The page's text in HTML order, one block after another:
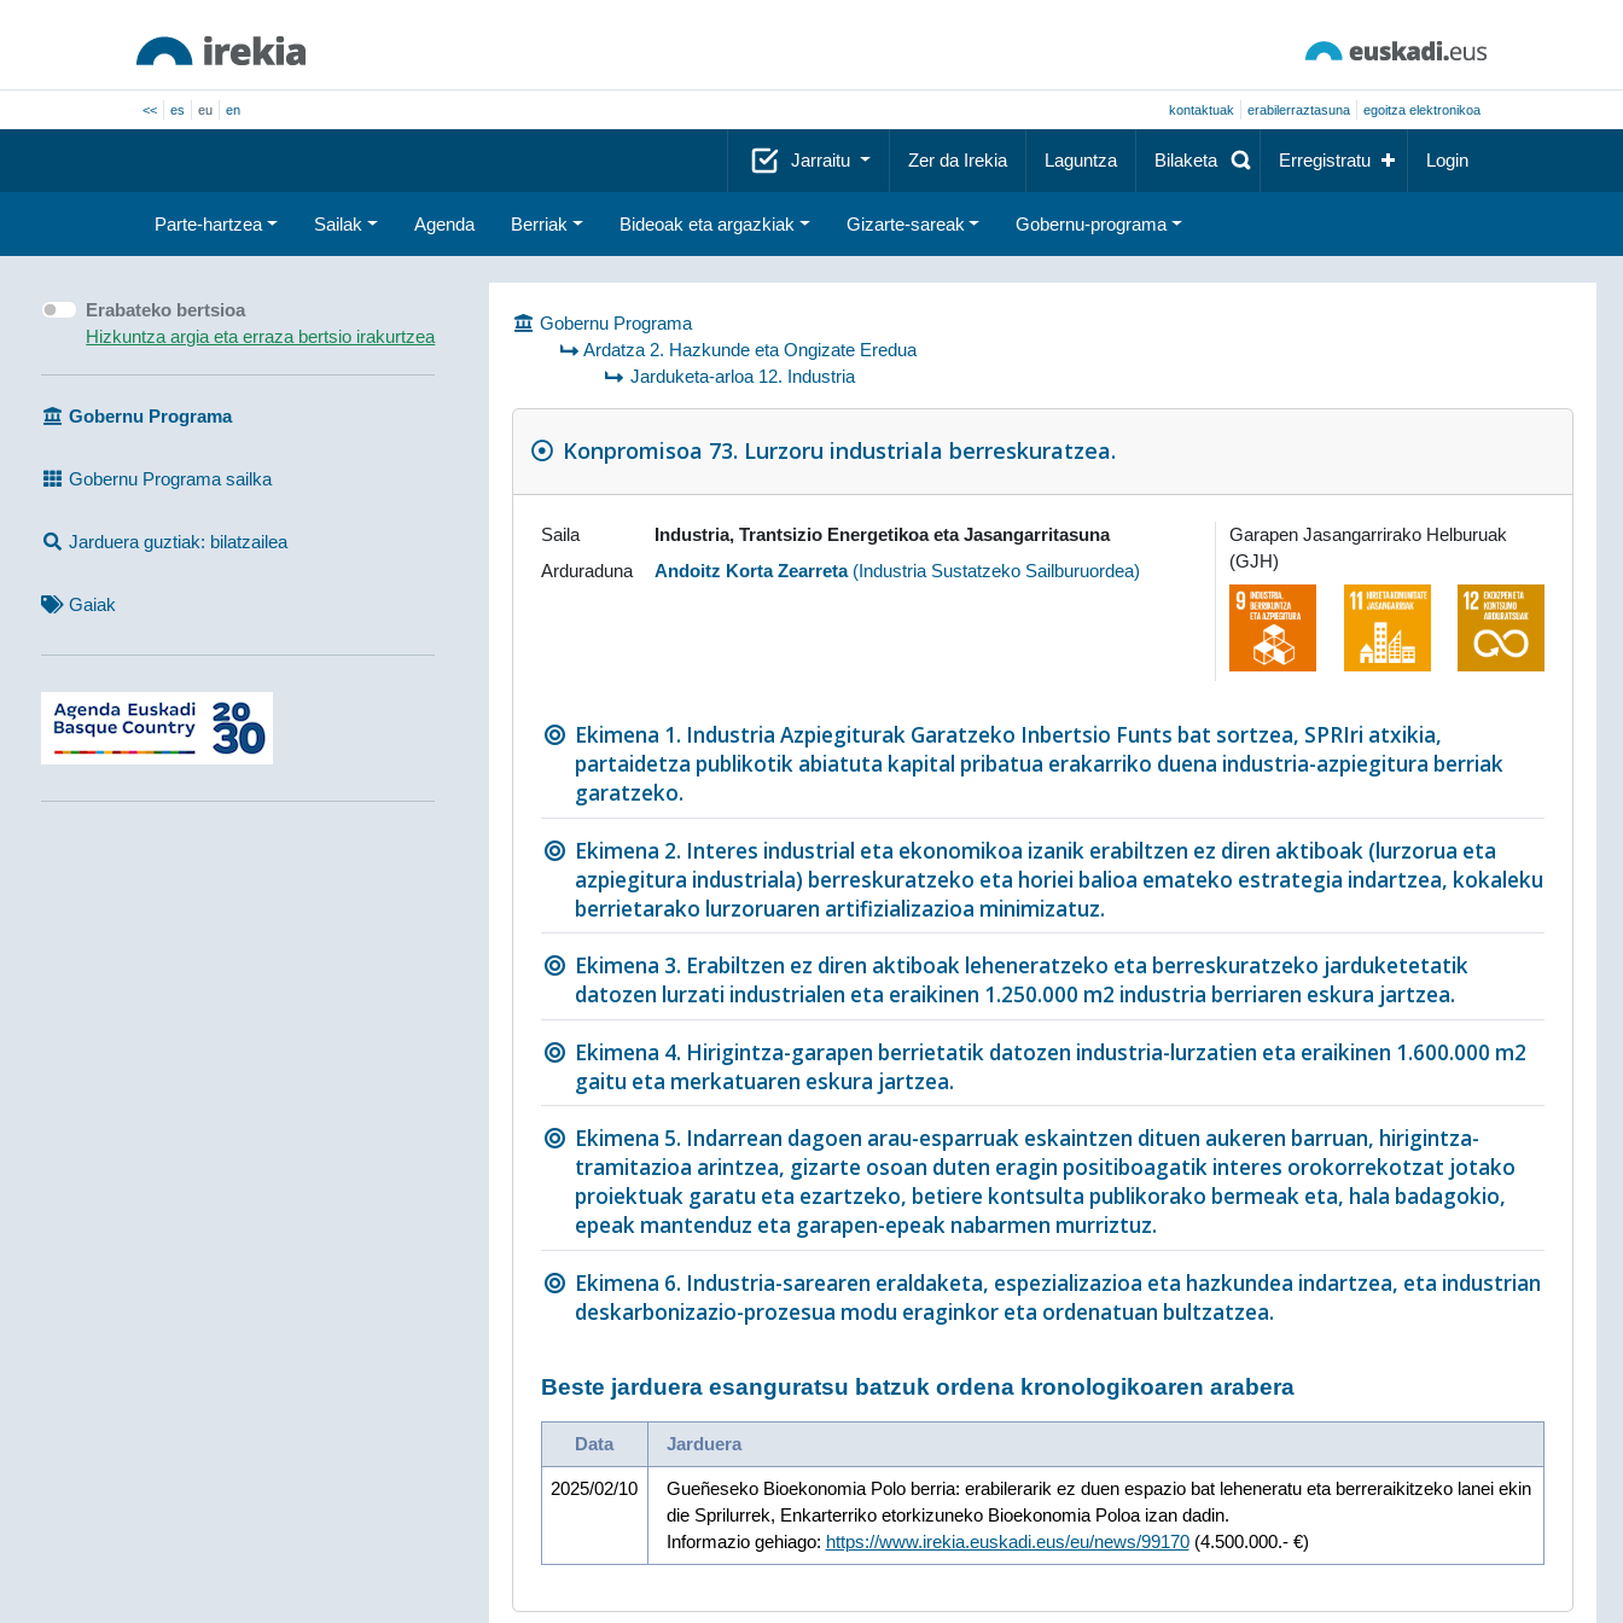
<< es eu en kontaktuak erabilerraztasuna egoitza elektronikoa
Jarraitu Zer da Irekia Laguntza Bilaketa Erregistratu Login
Parte-hartzea Sailak Agenda Berriak Bideoak eta argazkiak Gizarte-sareak Gobernu-programa
Erabateko bertsioa
Hizkuntza argia eta erraza bertsio irakurtzea
Gobernu Programa
Gobernu Programa sailka
Jarduera guztiak: bilatzailea
Gaiak
Gobernu Programa
Ardatza 2. Hazkunde eta Ongizate Eredua
Jarduketa-arloa 12. Industria
Konpromisoa 73. Lurzoru industriala berreskuratzea.
Saila
Industria, Trantsizio Energetikoa eta Jasangarritasuna
Arduraduna
Andoitz Korta Zearreta(Industria Sustatzeko Sailburuordea)
Garapen Jasangarrirako Helburuak
(GJH)
Ekimena 1. Industria Azpiegiturak Garatzeko Inbertsio Funts bat sortzea, SPRIri atxikia,
partaidetza publikotik abiatuta kapital pribatua erakarriko duena industria-azpiegitura berriak
garatzeko.
Ekimena 2. Interes industrial eta ekonomikoa izanik erabiltzen ez diren aktiboak (lurzorua eta
azpiegitura industriala) berreskuratzeko eta horiei balioa emateko estrategia indartzea, kokaleku
berrietarako lurzoruaren artifizializazioa minimizatuz.
Ekimena 3. Erabiltzen ez diren aktiboak leheneratzeko eta berreskuratzeko jarduketetatik
datozen lurzati industrialen eta eraikinen 1.250.000 m2 industria berriaren eskura jartzea.
Ekimena 4. Hirigintza-garapen berrietatik datozen industria-lurzatien eta eraikinen 1.600.000 m2
gaitu eta merkatuaren eskura jartzea.
Ekimena 5. Indarrean dagoen arau-esparruak eskaintzen dituen aukeren barruan, hirigintza-
tramitazioa arintzea, gizarte osoan duten eragin positiboagatik interes orokorrekotzat jotako
proiektuak garatu eta ezartzeko, betiere kontsulta publikorako bermeak eta, hala badagokio,
epeak mantenduz eta garapen-epeak nabarmen murriztuz.
Ekimena 6. Industria-sarearen eraldaketa, espezializazioa eta hazkundea indartzea, eta industrian
deskarbonizazio-prozesua modu eraginkor eta ordenatuan bultzatzea.
Beste jarduera esanguratsu batzuk ordena kronologikoaren arabera
Data Jarduera
2025/02/10
Gueñeseko Bioekonomia Polo berria: erabilerarik ez duen espazio bat leheneratu eta berreraikitzeko lanei ekin
die Sprilurrek, Enkarterriko etorkizuneko Bioekonomia Poloa izan dadin.
Informazio gehiago: https://www.irekia.euskadi.eus/eu/news/99170(4.500.000.- €)